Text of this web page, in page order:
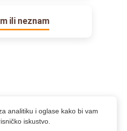
ili neznam
analitiku i oglase kako bi vam
iskustvo.